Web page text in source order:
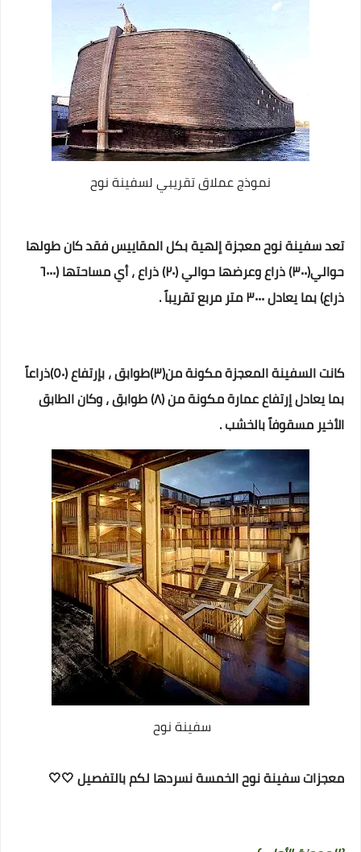
نموذج عملاق تقريبي لسفينة نوح
تعد سفينة نوح معجزة إلهية بكل المقاييس فقد كان طولها
حوالي(٣٠٠) ذراع وعرضها حوالي (٢٠) ذراع ،
أي مساحتها (٦٠٠٠
ذراع) بما يعادل ٣٠٠٠ متر مربع تقريباً .
كانت السفينة المعجزة مكونة من(٣)طوابق ، بإرتفاع (٥٠)ذراعاً
بما يعادل إرتفاع عمارة مكونة من (٨) طوابق ، وكان الطابق
الأخير مسقوفاً بالخشب .
سفينة نوح
معجزات سفينة نوح الخمسة نسردها لكم بالتفصيل 🤍🤍‏